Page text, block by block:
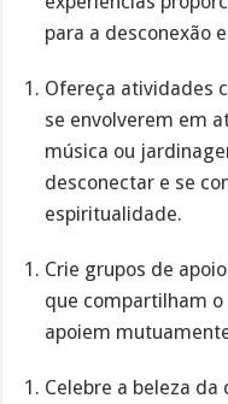
para a desconexão
Ofereça atividades
se envolverem em
música ou
desconectar e se
espiritualidade.
Crie grupos de
que compartilham
apoiem
Celebre a beleza da